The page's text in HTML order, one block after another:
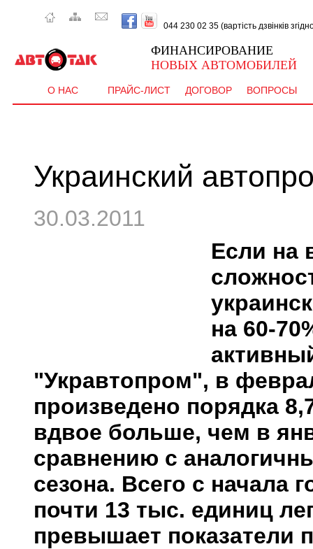
044 230 02 35 (вартість дзвінків
ФИНАНСИРОВАНИЕ
НОВЫХ АВТОМОБИЛЕЙ
О НАС ПРАЙС-ЛИСТ ДОГОВОР ВОПРОСЫ
Украинский
30.03.2011
Если на
на 60-
"Укравтопром", в
произведено порядка
вдвое больше, чем в
сравнению с
сезона. Всего с начала
почти 13 тыс. единиц
превышает показатели